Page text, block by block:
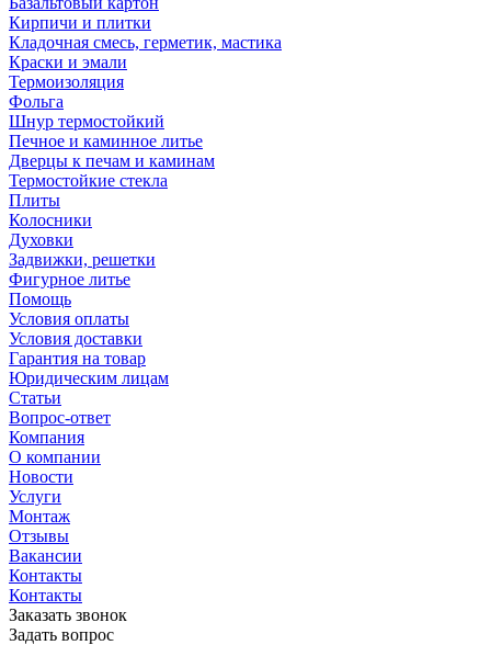
Кирпичи и плитки
Кладочная смесь, герметик, мастика
Краски и эмали
Термоизоляция
Фольга
Шнур термостойкий
Печное и каминное литье
Дверцы к печам и каминам
Термостойкие стекла
Плиты
Колосники
Духовки
Задвижки, решетки
Фигурное литье
Помощь
Условия оплаты
Условия доставки
Гарантия на товар
Юридическим лицам
Статьи
Вопрос-ответ
Компания
О компании
Новости
Услуги
Монтаж
Отзывы
Вакансии
Контакты
Контакты
Заказать звонок
Задать вопрос